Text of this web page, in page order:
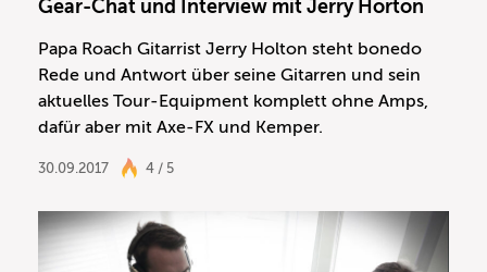
Gear-Chat und Interview mit Jerry Horton
Papa Roach Gitarrist Jerry Holton steht bonedo
Rede und Antwort über seine Gitarren und sein
aktuelles Tour-Equipment komplett ohne Amps,
dafür aber mit Axe-FX und Kemper.
30.09.2017 4 / 5